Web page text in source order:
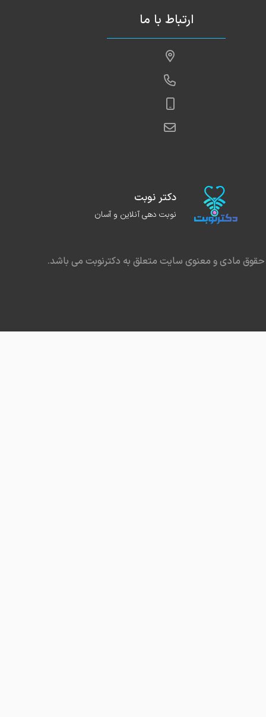
ارتباط با ما
دکتر نوبت
نوبت دهی آنلاین و آسان
مادی و معنوی سایت متعلق به دکترنوبت می باشد.